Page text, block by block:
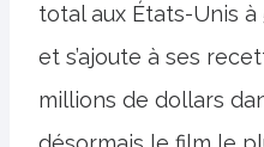
total aux États-Unis
et s’ajoute à ses
millions de dollars